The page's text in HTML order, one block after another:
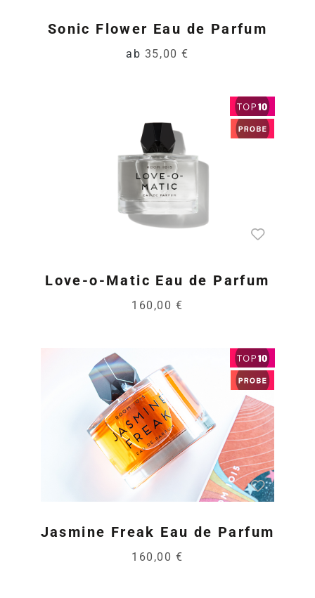
Sonic Flower Eau de Parfum
ab 35,00 €
Love-o-Matic Eau de Parfum
160,00 €
Jasmine Freak Eau de Parfum
160,00 €